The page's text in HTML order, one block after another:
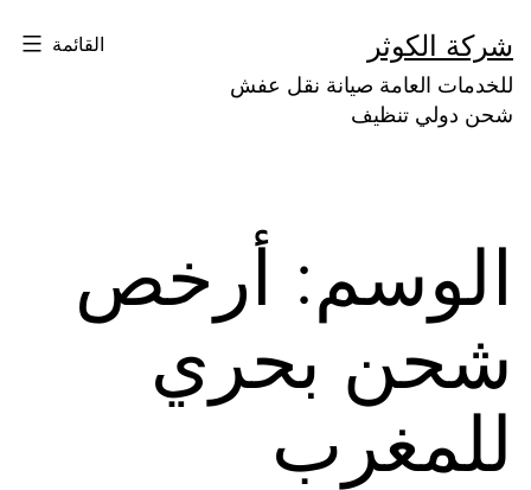
إلى
المحتوى
شركة الكوثر
للخدمات العامة صيانة نقل عفش
شحن دولي تنظيف
القائمة
الوسم: أرخص
شحن بحري
للمغرب